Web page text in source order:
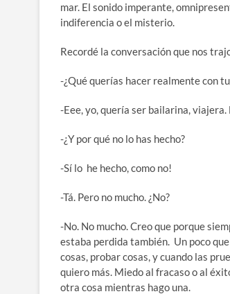
mar. El sonido imperante,
indiferencia o el misterio.
Recordé la conversación que nos
-¿Qué querías hacer realmente con
-Eee, yo, quería ser bailarina,
-¿Y por qué no lo has hecho?
-Sí lo he hecho, como no!
-Tá. Pero no mucho. ¿No?
-No. No mucho. Creo que porque
estaba perdida también. Un poco
cosas, probar cosas, y cuando las
quiero más. Miedo al fracaso o al
otra cosa mientras hago una.